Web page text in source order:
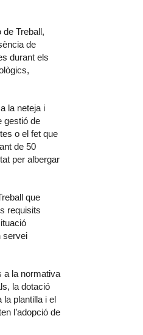
Treball,
de
durant els
la neteja i
gestió de
o el fet que
de 50
per albergar
que
requisits
servei
a la normativa
la dotació
la plantilla i el
l’adopció de